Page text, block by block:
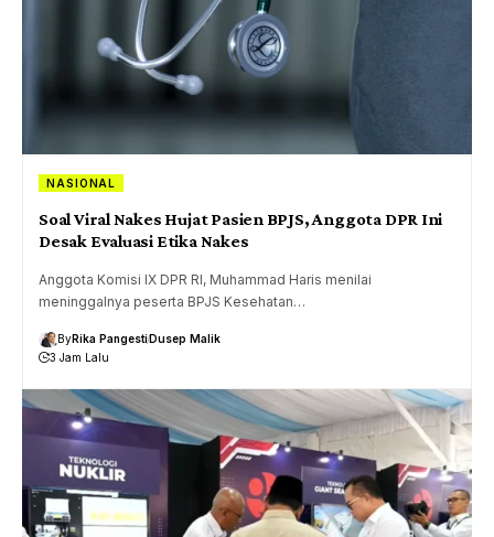
NASIONAL
Soal Viral Nakes Hujat Pasien BPJS, Anggota DPR Ini
Desak Evaluasi Etika Nakes
Anggota Komisi IX DPR RI, Muhammad Haris menilai
meninggalnya peserta BPJS Kesehatan…
ByRika PangestiDusep Malik
3 Jam Lalu